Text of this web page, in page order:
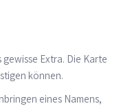
Extra. Die Karte
können.
eines Namens,